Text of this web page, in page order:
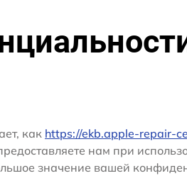
как https://ekb.apple-repair-
нам при
значение вашей